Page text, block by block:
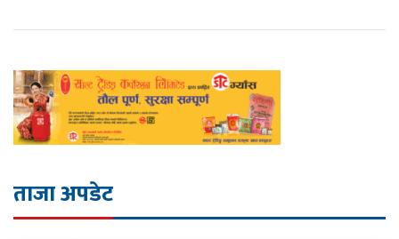
ताजा अपडेट